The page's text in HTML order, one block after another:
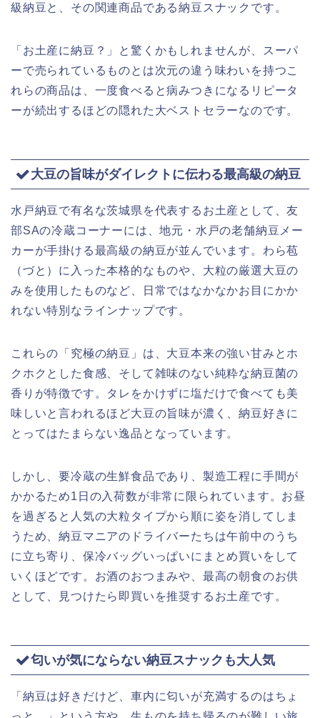
級納豆と、その関連商品である納豆スナックです。
「お土産に納豆？」と驚くかもしれませんが、スーパ
ーで売られているものとは次元の違う味わいを持つこ
れらの商品は、一度食べると病みつきになるリピータ
ーが続出するほどの隠れた大ベストセラーなのです。
大豆の旨味がダイレクトに伝わる最高級の納豆
水戸納豆で有名な茨城県を代表するお土産として、友
部SAの冷蔵コーナーには、地元・水戸の老舗納豆メー
カーが手掛ける最高級の納豆が並んでいます。わら苞
（づと）に入った本格的なものや、大粒の厳選大豆の
みを使用したものなど、日常ではなかなかお目にかか
れない特別なラインナップです。
これらの「究極の納豆」は、大豆本来の強い甘みとホ
クホクとした食感、そして雑味のない純粋な納豆菌の
香りが特徴です。タレをかけずに塩だけで食べても美
味しいと言われるほど大豆の旨味が濃く、納豆好きに
とってはたまらない逸品となっています。
しかし、要冷蔵の生鮮食品であり、製造工程に手間が
かかるため1日の入荷数が非常に限られています。お昼
を過ぎると人気の大粒タイプから順に姿を消してしま
うため、納豆マニアのドライバーたちは午前中のうち
に立ち寄り、保冷バッグいっぱいにまとめ買いをして
いくほどです。お酒のおつまみや、最高の朝食のお供
として、見つけたら即買いを推奨するお土産です。
匂いが気にならない納豆スナックも大人気
「納豆は好きだけど、車内に匂いが充満するのはちょ